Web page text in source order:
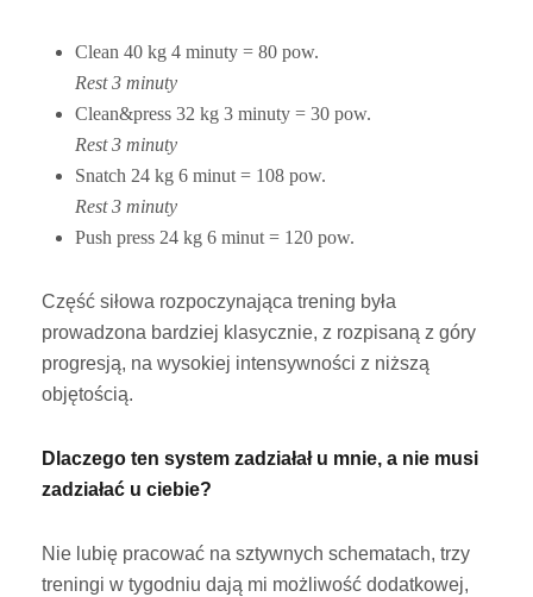
Clean 40 kg 4 minuty = 80 pow.
Rest 3 minuty
Clean&press 32 kg 3 minuty = 30 pow.
Rest 3 minuty
Snatch 24 kg 6 minut = 108 pow.
Rest 3 minuty
Push press 24 kg 6 minut = 120 pow.
Część siłowa rozpoczynająca trening była
prowadzona bardziej klasycznie, z rozpisaną z góry
progresją, na wysokiej intensywności z niższą
objętością.
Dlaczego ten system zadziałał u mnie, a nie musi
zadziałać u ciebie?
Nie lubię pracować na sztywnych schematach, trzy
treningi w tygodniu dają mi możliwość dodatkowej,